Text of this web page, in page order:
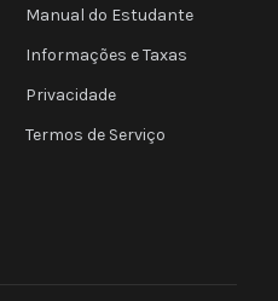
Manual do Estudante
Informações e Taxas
Privacidade
Termos de Serviço